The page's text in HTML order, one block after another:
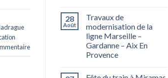
28
Août
Travaux de
modernisation de la
ligne Marseille –
Gardanne – Aix En
Provence